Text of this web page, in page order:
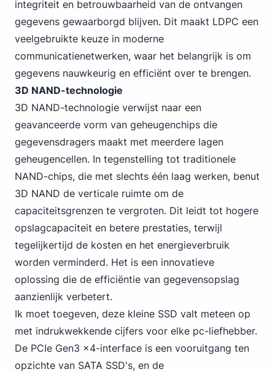
integriteit en betrouwbaarheid van de ontvangen
gegevens gewaarborgd blijven. Dit maakt LDPC een
veelgebruikte keuze in moderne
communicatienetwerken, waar het belangrijk is om
gegevens nauwkeurig en efficiënt over te brengen.
3D NAND-technologie
3D NAND-technologie verwijst naar een
geavanceerde vorm van geheugenchips die
gegevensdragers maakt met meerdere lagen
geheugencellen. In tegenstelling tot traditionele
NAND-chips, die met slechts één laag werken, benut
3D NAND de verticale ruimte om de
capaciteitsgrenzen te vergroten. Dit leidt tot hogere
opslagcapaciteit en betere prestaties, terwijl
tegelijkertijd de kosten en het energieverbruik
worden verminderd. Het is een innovatieve
oplossing die de efficiëntie van gegevensopslag
aanzienlijk verbetert.
Ik moet toegeven, deze kleine SSD valt meteen op
met indrukwekkende cijfers voor elke pc-liefhebber.
De PCIe Gen3 x4-interface is een vooruitgang ten
opzichte van SATA SSD's, en de